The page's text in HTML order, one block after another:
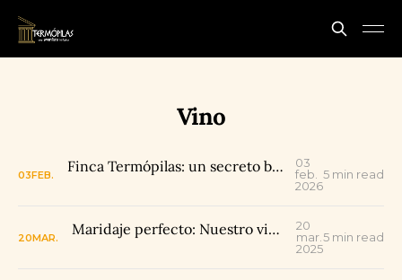
Vino
03FEB. Finca Termópilas: un secreto bien guardado en Rivera, Huila
03
feb.
2026
5 min read
20MAR. Maridaje perfecto: Nuestro vino rosé con platos típicos del Huila
20
mar.
2025
5 min read